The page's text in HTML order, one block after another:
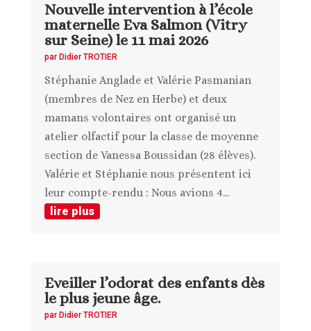
Nouvelle intervention à l’école
maternelle Eva Salmon (Vitry
sur Seine) le 11 mai 2026
par Didier TROTIER
Stéphanie Anglade et Valérie Pasmanian
(membres de Nez en Herbe) et deux
mamans volontaires ont organisé un
atelier olfactif pour la classe de moyenne
section de Vanessa Boussidan (28 élèves).
Valérie et Stéphanie nous présentent ici
leur compte-rendu : Nous avions 4...
lire plus
Eveiller l’odorat des enfants dès
le plus jeune âge.
par Didier TROTIER